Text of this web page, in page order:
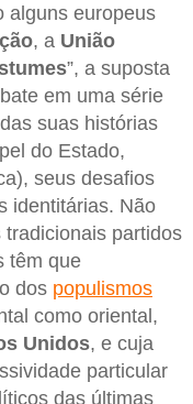
alguns europeus
, a União
”, a suposta
em uma série
suas histórias
do Estado,
seus desafios
identitárias. Não
partidos
têm que
dos populismos
como oriental,
Unidos, e cuja
particular
das últimas